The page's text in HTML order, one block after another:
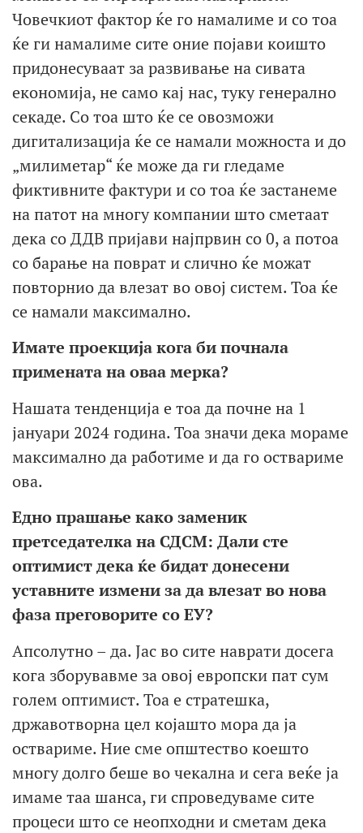
Човечкиот фактор ќе го намалиме и со тоа
ќе ги намалиме сите оние појави коишто
придонесуваат за развивање на сивата
економија, не само кај нас, туку генерално
секаде. Со тоа што ќе се овозможи
дигитализација ќе се намали можноста и до
„милиметар“ ќе може да ги гледаме
фиктивните фактури и со тоа ќе застанеме
на патот на многу компании што сметаат
дека со ДДВ пријави најпрвин со 0, а потоа
со барање на поврат и слично ќе можат
повторнио да влезат во овој систем. Тоа ќе
се намали максимално.
Имате проекција кога би почнала
примената на оваа мерка?
Нашата тенденција е тоа да почне на 1
јануари 2024 година. Тоа значи дека мораме
максимално да работиме и да го оствариме
ова.
Едно прашање како заменик
претседателка на СДСМ: Дали сте
оптимист дека ќе бидат донесени
уставните измени за да влезат во нова
фаза преговорите со ЕУ?
Апсолутно – да. Јас во сите наврати досега
кога зборувавме за овој европски пат сум
голем оптимист. Тоа е стратешка,
државотворна цел којашто мора да ја
оствариме. Ние сме општество коешто
многу долго беше во чекална и сега веќе ја
имаме таа шанса, ги спроведуваме сите
процеси што се неопходни и сметам дека